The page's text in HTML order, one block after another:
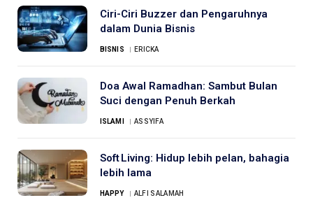
Ciri-Ciri Buzzer dan Pengaruhnya
dalam Dunia Bisnis
BISNIS ERICKA
Doa Awal Ramadhan: Sambut Bulan
Suci dengan Penuh Berkah
ISLAMI ASSYIFA
Soft Living: Hidup lebih pelan, bahagia
lebih lama
HAPPY ALFI SALAMAH